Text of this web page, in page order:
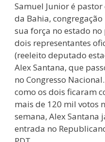
Samuel Junior é
da Bahia,
sua força no estado
dois representantes
(reeleito deputado
Alex Santana, que
no Congresso
como os dois ficaram
mais de 120 mil votos
semana, Alex Santana
entrada no